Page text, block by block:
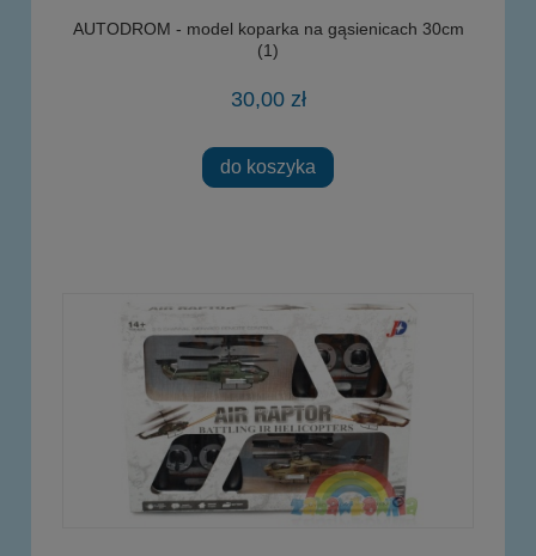
AUTODROM - model koparka na gąsienicach 30cm
(1)
30,00 zł
do koszyka